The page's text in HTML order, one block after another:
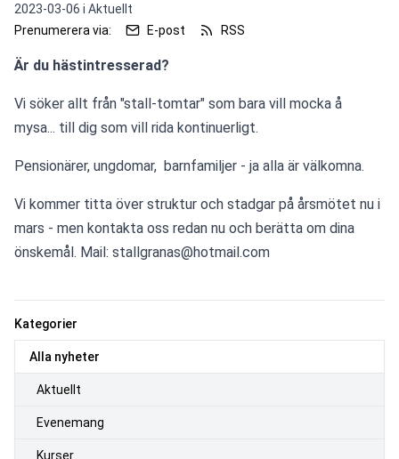
Kategorier
Alla nyheter
Aktuellt
Evenemang
Kurser
2023-03-06 i Aktuellt
Prenumerera via:
E-post RSS
Är du hästintresserad?
Vi söker allt från "stall-tomtar" som bara vill mocka å
mysa... till dig som vill rida kontinuerligt.
Pensionärer, ungdomar,  barnfamiljer - ja alla är välkomna.
Vi kommer titta över struktur och stadgar på årsmötet nu i
mars - men kontakta oss redan nu och berätta om dina
önskemål. Mail: stallgranas@hotmail.com